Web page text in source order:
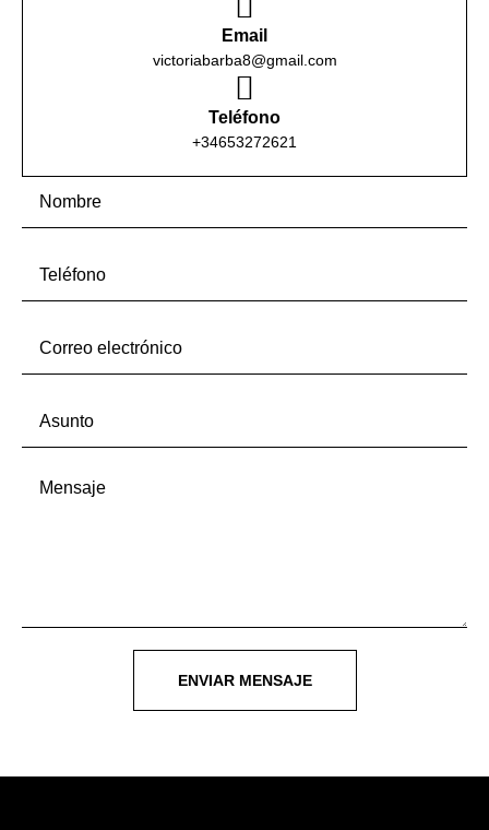
Email
victoriabarba8@gmail.com
Teléfono
+34653272621
ENVIAR MENSAJE